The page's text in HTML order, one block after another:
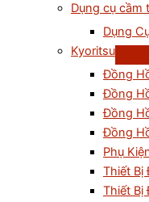
Dụng cụ cầm
Dụng
Kyoritsu
Đồng
Đồng
Đồng
Đồng
Phụ
Thiết Bị
Thiết Bị